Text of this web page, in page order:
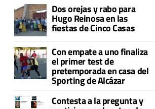
Dos orejas y rabo para
Hugo Reinosa en las
fiestas de Cinco Casas
Con empate a uno finaliza
el primer test de
pretemporada en casa del
Sporting de Alcázar
Contesta a la pregunta y